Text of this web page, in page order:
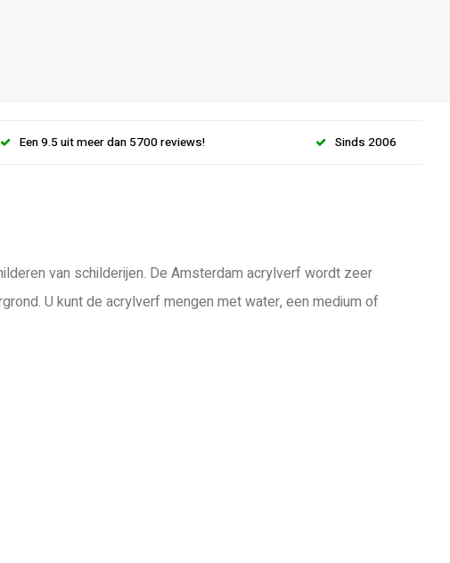
Een 9.5 uit meer dan 5700 reviews! Sinds 2006
van schilderijen. De Amsterdam acrylverf wordt zeer
U kunt de acrylverf mengen met water, een medium of